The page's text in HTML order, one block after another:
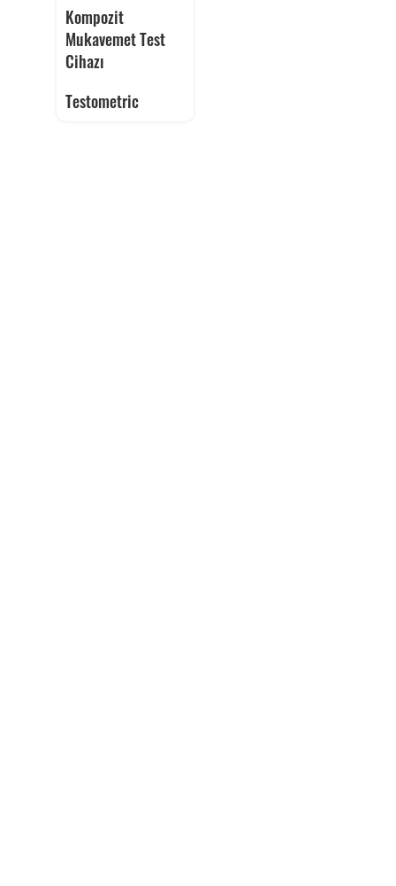
Kompozit
Mukavemet Test
Cihazı
Testometric